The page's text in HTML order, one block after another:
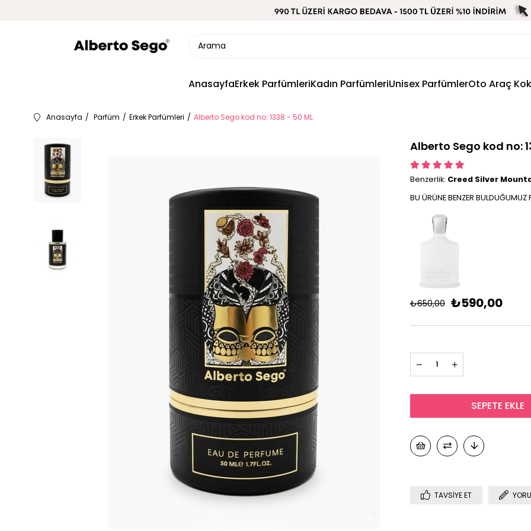
AnasayfaErkek ParfümleriKadın ParfümleriUnisex ParfümlerOto Araç
Anasayfa Parfüm Erkek Parfümleri Alberto Sego kod no: 1338 - 50 ML
Alberto Sego kod no:
Benzerlik: Creed Silver
BU ÜRÜNE BENZER
₺650,00 ₺590,00
TAVSIYE ET